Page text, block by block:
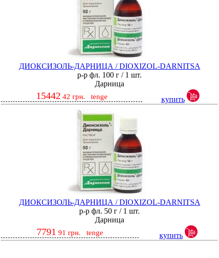
ДИОКСИЗОЛЬ-ДАРНИЦА / DIOXIZOL-DARNITSA
р-р фл. 100 г / 1 шт.
Дарница
15442 42 грн. tenge купить
ДИОКСИЗОЛЬ-ДАРНИЦА / DIOXIZOL-DARNITSA
р-р фл. 50 г / 1 шт.
Дарница
7791 91 грн. tenge купить